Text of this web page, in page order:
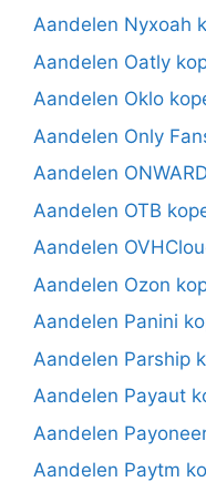
Aandelen Nyxoah
Aandelen Oatly
Aandelen Oklo
Aandelen Only
Aandelen
Aandelen OTB
Aandelen
Aandelen Ozon
Aandelen Panini
Aandelen Parship
Aandelen Payaut
Aandelen
Aandelen Paytm